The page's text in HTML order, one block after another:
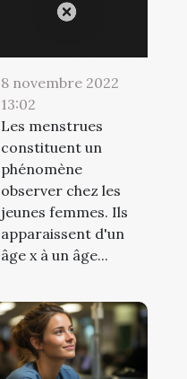
8 novembre 2022
13:02
Les menstrues
constituent un
phénomène
observer chez les
jeunes femmes. Ils
apparaissent d'un
âge x à un âge...